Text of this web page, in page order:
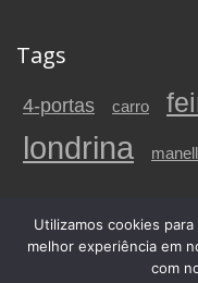
Tags
4-portas carro
londrina
© 2026 Carros a venda
Utilizamos cookies
melhor experiência em
com